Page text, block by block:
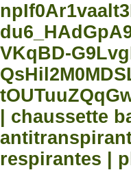
VKqBD-
| chaussette
respirantes |